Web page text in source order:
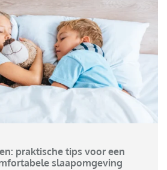
praktische tips voor een
slaapomgeving